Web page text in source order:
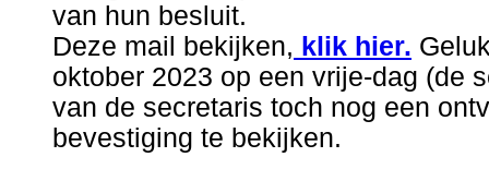
van hun besluit.
Deze mail bekijken, klik hier.
oktober 2023 op een vrije-dag (de
van de secretaris toch nog een
bevestiging te bekijken.